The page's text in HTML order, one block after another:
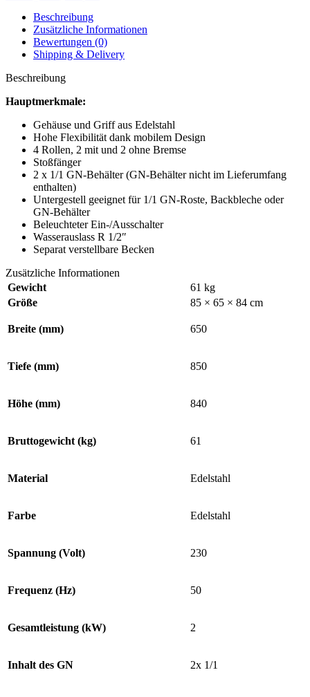
Beschreibung
Zusätzliche Informationen
Bewertungen (0)
Shipping & Delivery
Beschreibung
Hauptmerkmale:
Gehäuse und Griff aus Edelstahl
Hohe Flexibilität dank mobilem Design
4 Rollen, 2 mit und 2 ohne Bremse
Stoßfänger
2 x 1/1 GN-Behälter (GN-Behälter nicht im Lieferumfang
enthalten)
Untergestell geeignet für 1/1 GN-Roste, Backbleche oder
GN-Behälter
Beleuchteter Ein-/Ausschalter
Wasserauslass R 1/2″
Separat verstellbare Becken
Zusätzliche Informationen
Gewicht
61 kg
Größe
85 × 65 × 84 cm
Breite (mm) 650
Tiefe (mm) 850
Höhe (mm) 840
Bruttogewicht (kg) 61
Material Edelstahl
Farbe Edelstahl
Spannung (Volt) 230
Frequenz (Hz) 50
Gesamtleistung (kW) 2
Inhalt des GN 2x 1/1